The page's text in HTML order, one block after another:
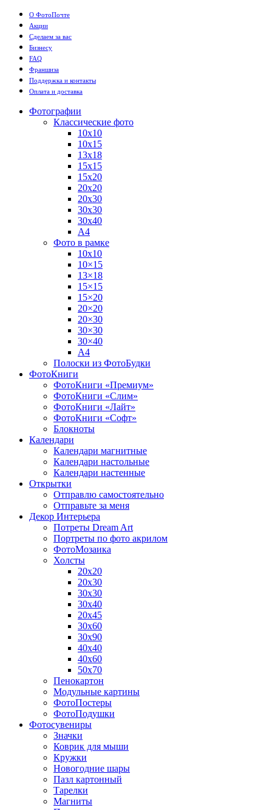
О ФотоПочте
Акции
Сделаем за вас
Бизнесу
FAQ
Франшиза
Поддержка и контакты
Оплата и доставка
Фотографии
Классические фото
10х10
10х15
13х18
15х15
15х20
20х20
20х30
30х30
30х40
А4
Фото в рамке
10х10
10×15
13×18
15×15
15×20
20×20
20×30
30×30
30×40
A4
Полоски из ФотоБудки
ФотоКниги
ФотоКниги «Премиум»
ФотоКниги «Слим»
ФотоКниги «Лайт»
ФотоКниги «Софт»
Блокноты
Календари
Календари магнитные
Календари настольные
Календари настенные
Открытки
Отправлю самостоятельно
Отправьте за меня
Декор Интерьера
Потреты Dream Art
Портреты по фото акрилом
ФотоМозаика
Холсты
20х20
20х30
30х30
30х40
20х45
30х60
30х90
40х40
40х60
50х70
Пенокартон
Модульные картины
ФотоПостеры
ФотоПодушки
Фотоcувениры
Значки
Коврик для мыши
Кружки
Новогодние шары
Пазл картонный
Тарелки
Магниты